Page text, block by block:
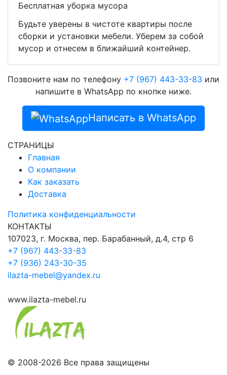
Бесплатная уборка мусора
Будьте уверены в чистоте квартиры после
сборки и установки мебели. Уберем за собой
мусор и отнесем в ближайший контейнер.
Позвоните нам по телефону +7 (967) 443-33-83 или
напишите в WhatsApp по кнопке ниже.
Написать в WhatsApp
СТРАНИЦЫ
Главная
О компании
Как заказать
Доставка
Политика конфиденциальности
КОНТАКТЫ
107023, г. Москва, пер. Барабанный, д.4, стр 6
+7 (967) 443-33-83
+7 (936) 243-30-35
ilazta-mebel@yandex.ru
www.ilazta-mebel.ru
© 2008-2026 Все права защищены